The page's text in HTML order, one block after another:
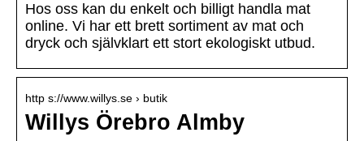
Hos oss kan du enkelt och billigt handla mat
online. Vi har ett brett sortiment av mat och
dryck och självklart ett stort ekologiskt utbud.
http s://www.willys.se › butik
Willys Örebro Almby